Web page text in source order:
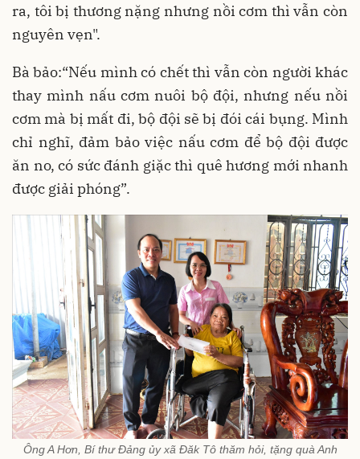
ra, tôi bị thương nặng nhưng nồi cơm thì vẫn còn
nguyên vẹn".
Bà bảo:“Nếu mình có chết thì vẫn còn người khác
thay mình nấu cơm nuôi bộ đội, nhưng nếu nồi
cơm mà bị mất đi, bộ đội sẽ bị đói cái bụng. Mình
chỉ nghĩ, đảm bảo việc nấu cơm để bộ đội được
ăn no, có sức đánh giặc thì quê hương mới nhanh
được giải phóng”.
Ông A Hơn, Bí thư Đảng ủy xã Đăk Tô thăm hỏi, tặng quà Anh